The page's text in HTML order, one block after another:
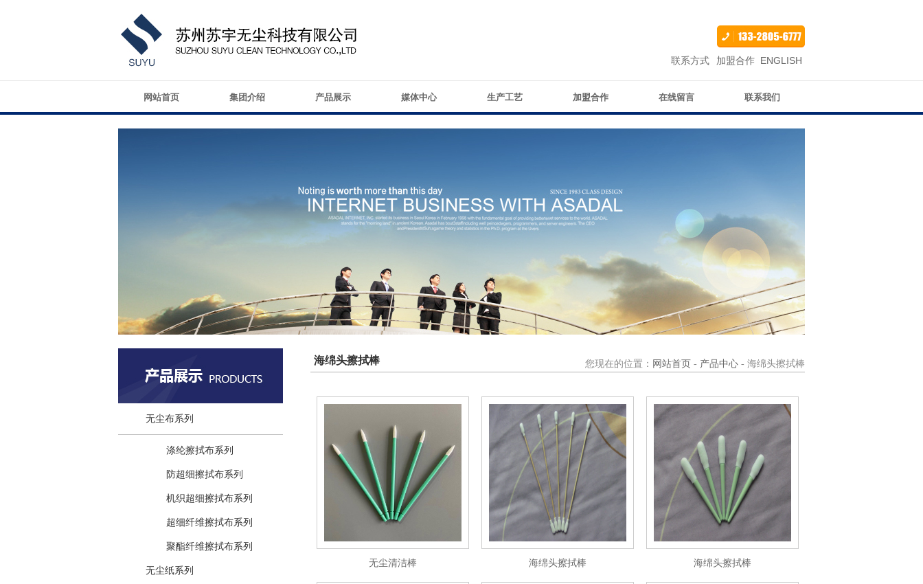
联系方式 加盟合作 ENGLISH
网站首页 集团介绍 产品展示 媒体中心 生产工艺 加盟合作 在线留言 联系我们
无尘布系列
涤纶擦拭布系列
防超细擦拭布系列
机织超细擦拭布系列
超细纤维擦拭布系列
聚酯纤维擦拭布系列
无尘纸系列
您现在的位置： 网站首页 - 产品中心 - 海绵头擦拭棒
海绵头擦拭棒
无尘清洁棒 海绵头擦拭棒 海绵头擦拭棒